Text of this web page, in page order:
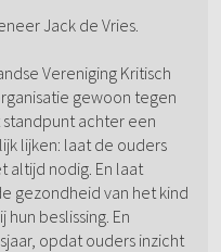
Jack de Vries.
Vereniging Kritisch
gewoon tegen
achter een
lijken: laat de ouders
altijd nodig. En laat
gezondheid van het kind
beslissing. En
opdat ouders inzicht